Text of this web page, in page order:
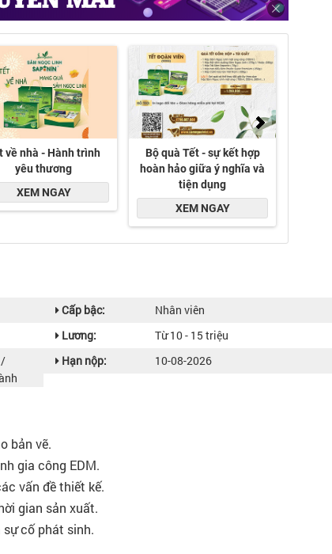
/
Cấp bậc:
Nhân viên
Lương:
Từ 10 - 15 triệu
Hạn nộp:
10-08-2026
bản vẽ.
gia công EDM.
vấn đề thiết kế.
gian sản xuất.
cố phát sinh.